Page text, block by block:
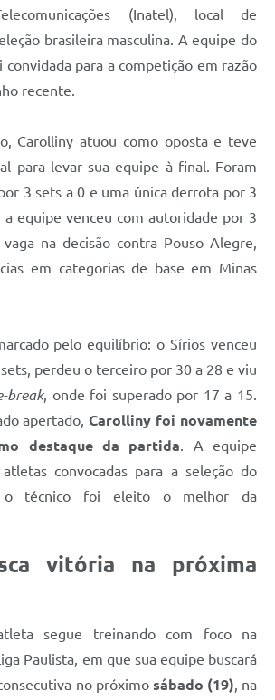
(Inatel), local de
brasileira masculina. A equipe do
para a competição em razão
recente.
Carolliny atuou como oposta e teve
para levar sua equipe à final. Foram
3 sets a 0 e uma única derrota por 3
a equipe venceu com autoridade por 3
na decisão contra Pouso Alegre,
em categorias de base em Minas
pelo equilíbrio: o Sírios venceu
perdeu o terceiro por 30 a 28 e viu
break, onde foi superado por 17 a 15.
apertado,Carolliny foi novamente
destaque da partida. A equipe
convocadas para a seleção do
o técnico foi eleito o melhor da
vitória na próxima
segue treinando com foco na
Paulista, em que sua equipe buscará
no próximo sábado (19), na